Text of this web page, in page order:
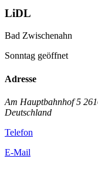
LiDL
Bad Zwischenahn
Sonntag geöffnet
Adresse
Am Hauptbahnhof 5
Deutschland
Telefon
E-Mail